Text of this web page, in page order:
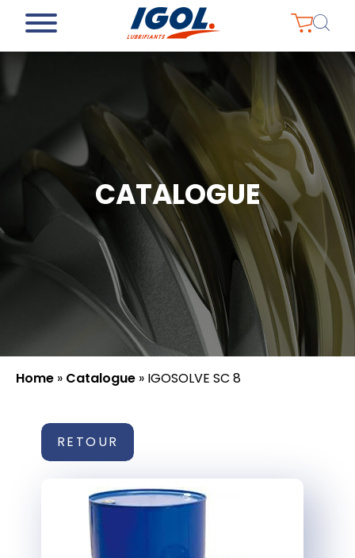
CATALOGUE
Home » Catalogue » IGOSOLVE SC 8
RETOUR